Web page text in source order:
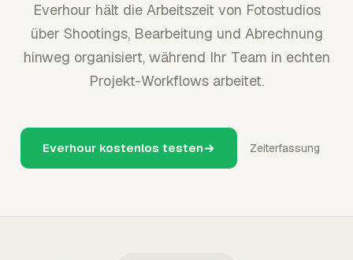
Everhour hält die Arbeitszeit von Fotostudios
über Shootings, Bearbeitung und Abrechnung
hinweg organisiert, während Ihr Team in echten
Projekt-Workflows arbeitet.
Everhour kostenlos testen Zeiterfassung